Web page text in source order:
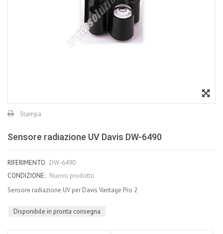
Stampa
Sensore radiazione UV Davis DW-6490
RIFERIMENTO DW-6490
CONDIZIONE: Nuovo prodotto
Sensore radiazione UV per Davis Vantage Pro 2
Disponibile in pronta consegna